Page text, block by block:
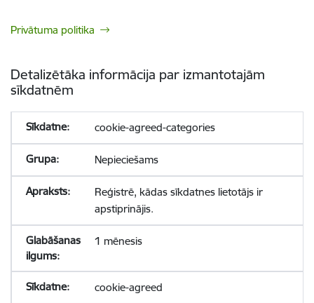
Privātuma politika
Detalizētāka informācija par izmantotajām
sīkdatnēm
cookie-agreed-categories
Nepieciešams
Reģistrē, kādas sīkdatnes lietotājs ir
apstiprinājis.
1 mēnesis
cookie-agreed